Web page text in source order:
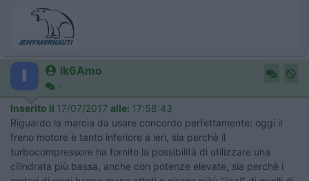
ik6Amo
-
Inserito il 17/07/2017 alle: 17:58:43
Riguardo la marcia da usare concordo perfettamente: oggi il
freno motore è tanto inferiore a ieri, sia perchè il
turbocompressore ha fornito la possibilità di utilizzare una
cilindrata più bassa, anche con potenze elevate, sia perchè i